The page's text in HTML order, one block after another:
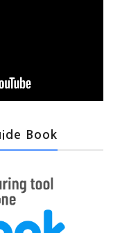
Book